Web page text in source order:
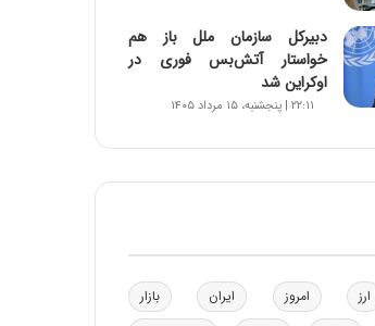
دبیرکل سازمان ملل باز هم
خواستار آتش‌بس فوری در
اوکراین شد
۲۲:۱۱ | پنجشنبه، ۱۵ مرداد ۱۴۰۵
ارز امروز ایران
بازار